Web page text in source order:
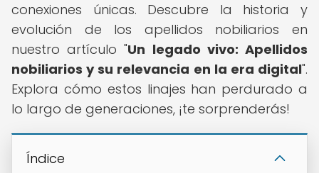
conexiones únicas. Descubre la historia y
evolución de los apellidos nobiliarios en
nuestro artículo "Un legado vivo: Apellidos
nobiliarios y su relevancia en la era digital".
Explora cómo estos linajes han perdurado a
lo largo de generaciones, ¡te sorprenderás!
Índice